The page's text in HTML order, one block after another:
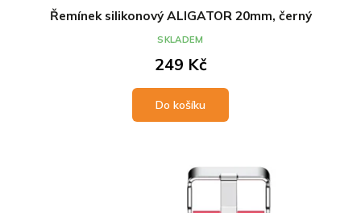
Řemínek silikonový ALIGATOR 20mm, černý
249 Kč
Do košíku
SKLADEM